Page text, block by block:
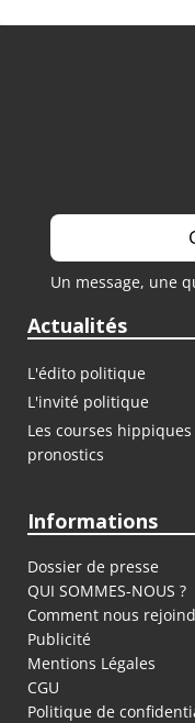
Un message, une
Actualités
L'édito politique
L'invité politique
Les courses
pronostics
Informations
Dossier de presse
QUI SOMMES-NOUS ?
Comment nous
Publicité
Mentions Légales
CGU
Politique de